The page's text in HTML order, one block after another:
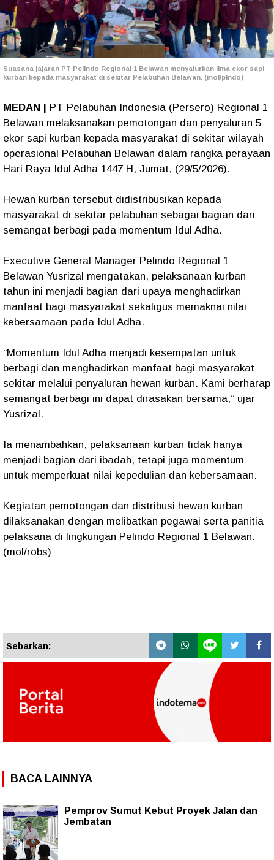
Suasana jajaran PT Pelindo Regional 1 Belawan menyalurkan lima ekor sapi
kurban kepada masyarakat di sekitar Pelabuhan Belawan. (mol/plndo)
MEDAN | PT Pelabuhan Indonesia (Persero) Regional 1
Belawan melaksanakan pemotongan dan penyaluran 5
ekor sapi kurban kepada masyarakat di sekitar wilayah
operasional Pelabuhan Belawan dalam rangka perayaan
Hari Raya Idul Adha 1447 H, Jumat, (29/5/2026).
Hewan kurban tersebut didistribusikan kepada
masyarakat di sekitar pelabuhan sebagai bagian dari
semangat berbagi pada momentum Idul Adha.
Executive General Manager Pelindo Regional 1
Belawan Yusrizal mengatakan, pelaksanaan kurban
tahun ini menjadi bagian dari upaya menghadirkan
manfaat bagi masyarakat sekaligus memaknai nilai
kebersamaan pada Idul Adha.
“Momentum Idul Adha menjadi kesempatan untuk
berbagi dan menghadirkan manfaat bagi masyarakat
sekitar melalui penyaluran hewan kurban. Kami berharap
semangat berbagi ini dapat dirasakan bersama,” ujar
Yusrizal.
Ia menambahkan, pelaksanaan kurban tidak hanya
menjadi bagian dari ibadah, tetapi juga momentum
untuk memperkuat nilai kepedulian dan kebersamaan.
Kegiatan pemotongan dan distribusi hewan kurban
dilaksanakan dengan melibatkan pegawai serta panitia
pelaksana di lingkungan Pelindo Regional 1 Belawan.
(mol/robs)
Sebarkan:
BACA LAINNYA
Pemprov Sumut Kebut Proyek Jalan dan
Jembatan